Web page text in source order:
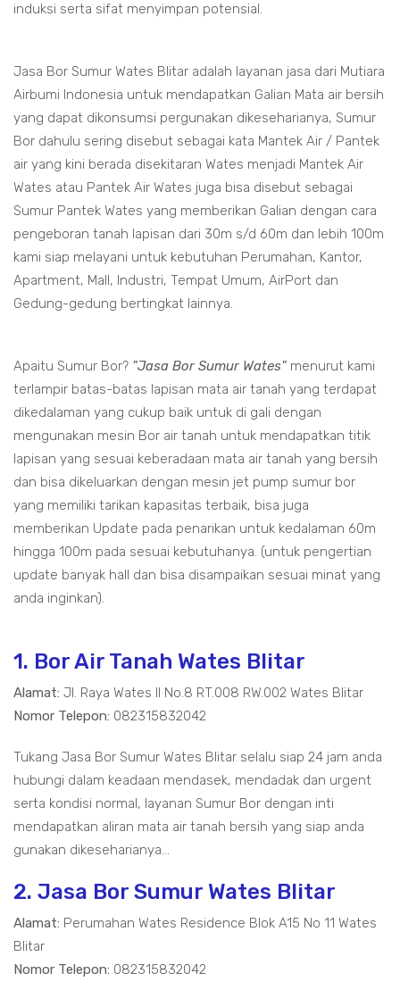
induksi serta sifat menyimpan potensial.
Jasa Bor Sumur Wates Blitar adalah layanan jasa dari Mutiara
Airbumi Indonesia untuk mendapatkan Galian Mata air bersih
yang dapat dikonsumsi pergunakan dikeseharianya, Sumur
Bor dahulu sering disebut sebagai kata Mantek Air / Pantek
air yang kini berada disekitaran Wates menjadi Mantek Air
Wates atau Pantek Air Wates juga bisa disebut sebagai
Sumur Pantek Wates yang memberikan Galian dengan cara
pengeboran tanah lapisan dari 30m s/d 60m dan lebih 100m
kami siap melayani untuk kebutuhan Perumahan, Kantor,
Apartment, Mall, Industri, Tempat Umum, AirPort dan
Gedung-gedung bertingkat lainnya.
Apaitu Sumur Bor? "Jasa Bor Sumur Wates" menurut kami
terlampir batas-batas lapisan mata air tanah yang terdapat
dikedalaman yang cukup baik untuk di gali dengan
mengunakan mesin Bor air tanah untuk mendapatkan titik
lapisan yang sesuai keberadaan mata air tanah yang bersih
dan bisa dikeluarkan dengan mesin jet pump sumur bor
yang memiliki tarikan kapasitas terbaik, bisa juga
memberikan Update pada penarikan untuk kedalaman 60m
hingga 100m pada sesuai kebutuhanya. (untuk pengertian
update banyak hall dan bisa disampaikan sesuai minat yang
anda inginkan).
1. Bor Air Tanah Wates Blitar
Alamat: Jl. Raya Wates II No.8 RT.008 RW.002 Wates Blitar
Nomor Telepon: 082315832042
Tukang Jasa Bor Sumur Wates Blitar selalu siap 24 jam anda
hubungi dalam keadaan mendasek, mendadak dan urgent
serta kondisi normal, layanan Sumur Bor dengan inti
mendapatkan aliran mata air tanah bersih yang siap anda
gunakan dikeseharianya...
2. Jasa Bor Sumur Wates Blitar
Alamat: Perumahan Wates Residence Blok A15 No 11 Wates
Blitar
Nomor Telepon: 082315832042